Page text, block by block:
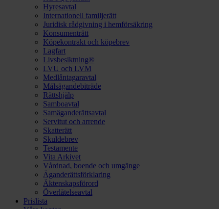
Hyresavtal
Internationell familjerätt
Juridisk rådgivning i hemförsäkring
Konsumenträtt
Köpekontrakt och köpebrev
Lagfart
Livsbesiktning®
LVU och LVM
Medlåntagaravtal
Målsägandebiträde
Rättshjälp
Samboavtal
Samäganderättsavtal
Servitut och arrende
Skatterätt
Skuldebrev
Testamente
Vita Arkivet
Vårdnad, boende och umgänge
Äganderättsförklaring
Äktenskapsförord
Överlåtelseavtal
Prislista